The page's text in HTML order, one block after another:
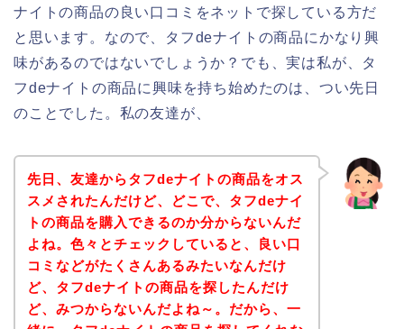
ナイトの商品の良い口コミをネットで探している方だ
と思います。なので、タフdeナイトの商品にかなり興
味があるのではないでしょうか？でも、実は私が、タ
フdeナイトの商品に興味を持ち始めたのは、つい先日
のことでした。私の友達が、
先日、友達からタフdeナイトの商品をオス
スメされたんだけど、どこで、タフdeナイ
トの商品を購入できるのか分からないんだ
よね。色々とチェックしていると、良い口
コミなどがたくさんあるみたいなんだけ
ど、タフdeナイトの商品を探したんだけ
ど、みつからないんだよね～。だから、一